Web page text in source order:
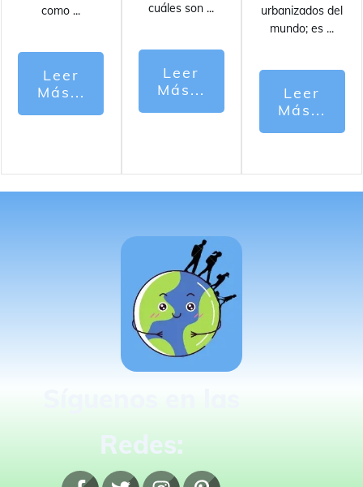
como ...
Leer
Más...
cuáles son ...
Leer
Más...
urbanizados del
mundo; es ...
Leer
Más...
Redes: